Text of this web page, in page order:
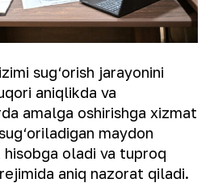
sug‘orish jarayonini
aniqlikda va
amalga oshirishga xizmat
maydon
oladi va tuproq
aniq nazorat qiladi.